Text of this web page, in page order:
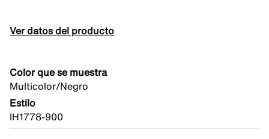
Ver datos del producto
Color que se muestra
Multicolor/Negro
Estilo
IH1778-900